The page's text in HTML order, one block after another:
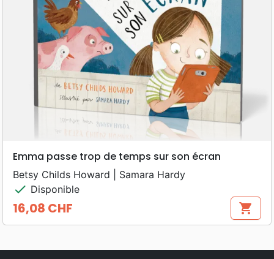
Emma passe trop de temps sur son écran
Betsy Childs Howard | Samara Hardy
check Disponible
Prix
16,08 CHF shopping_cart